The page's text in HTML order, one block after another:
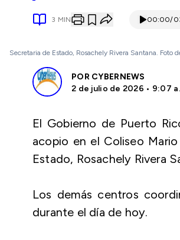
3 MIN 00:00/
Secretaria de Estado, Rosachely Rivera Santana. Foto
POR CYBERNEWS
2 de julio de 2026 • 9:07
El Gobierno de Puerto
acopio en el Coliseo
Estado, Rosachely Rivera
Los demás centros
durante el día de hoy.